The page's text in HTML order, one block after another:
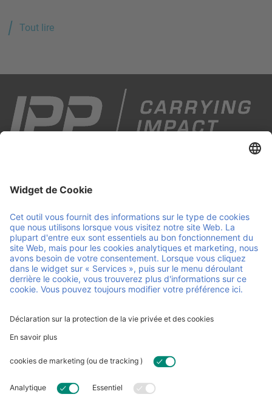
Tout lire
à un système de pooling circulaire, en associant service
fluidité de vos opérations, pour que vous puissiez vous
concentrer sur l’essentiel : faire avancer votre entreprise.
Liens et documents utiles
Carrière
Contact
Conditions générales
d'utilisation